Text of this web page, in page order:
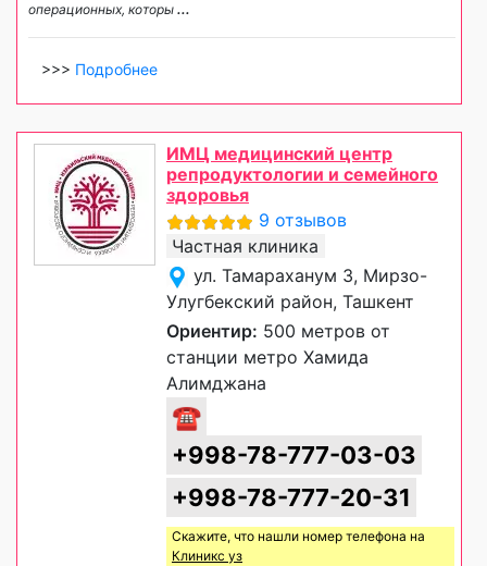
операционных, которы ...
>>> Подробнее
ИМЦ медицинский центр
репродуктологии и семейного
здоровья
9 отзывов
Частная клиника
ул. Тамараханум 3, Мирзо-
Улугбекский район, Ташкент
Ориентир: 500 метров от
станции метро Хамида
Алимджана
☎
+998-78-777-03-03
+998-78-777-20-31
Скажите, что нашли номер телефона на
Клиникс уз